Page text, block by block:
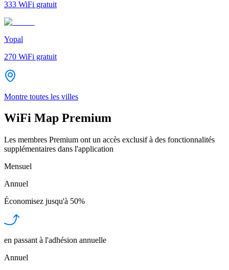
333 WiFi gratuit
Yopal
270 WiFi gratuit
Montre toutes les villes
WiFi Map Premium
Les membres Premium ont un accès exclusif à des fonctionnalités
supplémentaires dans l'application
Mensuel
Annuel
Économisez jusqu'à 50%
en passant à l'adhésion annuelle
Annuel